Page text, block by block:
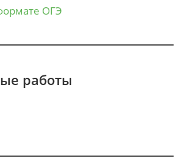
ОГЭ
работы